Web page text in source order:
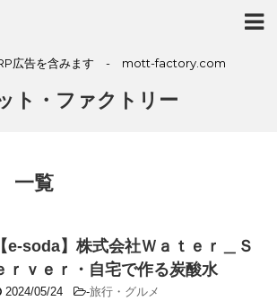
広告を含みます - mott-factory.com
ト・ファクトリー
一覧
【e-soda】株式会社Ｗａｔｅｒ＿Ｓ
ｒｖｅｒ・自宅で作る炭酸水
2024/05/24 -旅行・グルメ